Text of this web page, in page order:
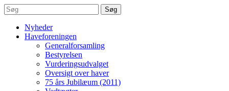
Søg
Nyheder
Haveforeningen
Generalforsamling
Bestyrelsen
Vurderingsudvalget
Oversigt over haver
75 års Jubilæum (2011)